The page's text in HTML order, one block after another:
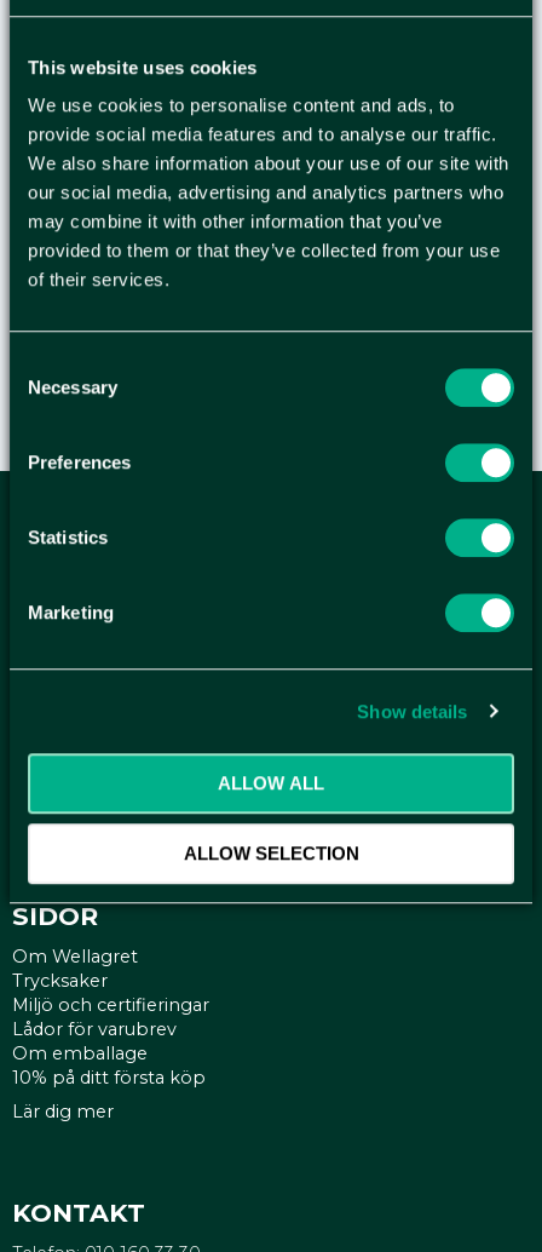
This website uses cookies
We use cookies to personalise content and ads, to
provide social media features and to analyse our traffic.
We also share information about your use of our site with
our social media, advertising and analytics partners who
may combine it with other information that you’ve
provided to them or that they’ve collected from your use
of their services.
Selection
Necessary
Preferences
Statistics
Marketing
Show details
ALLOW ALL
ALLOW SELECTION
WELLSARG
1170X770X785 7MM
Pallboxar eller pallcontainrar finns i hel och
halvpallsformat i en kvalitet som lämpar sig för
export. De håller reda på dina produkter och
försluts enkelt med tejp, häftklammer eller lim,
helt efter dina önskemål.
ANMÄL DIG HÄR TILL WELLAGRETS
Få relevanta erbjudande och kampanjer, en möjlighet att
Reklamationer
SIDOR
Om Wellagret
Trycksaker
Miljö och certifieringar
Lådor för varubrev
Om emballage
10% på ditt första köp
Lär dig mer
KONTAKT